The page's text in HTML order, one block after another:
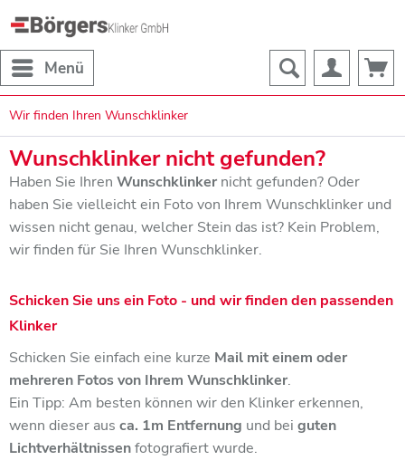
Menü
Wir finden Ihren Wunschklinker
Wunschklinker nicht gefunden?
Haben Sie Ihren Wunschklinker nicht gefunden? Oder
haben Sie vielleicht ein Foto von Ihrem Wunschklinker und
wissen nicht genau, welcher Stein das ist? Kein Problem,
wir finden für Sie Ihren Wunschklinker.
Schicken Sie uns ein Foto - und wir finden den passenden
Klinker
Schicken Sie einfach eine kurze Mail mit einem oder
mehreren Fotos von Ihrem Wunschklinker.
Ein Tipp: Am besten können wir den Klinker erkennen,
wenn dieser aus ca. 1m Entfernung und bei guten
Lichtverhältnissenfotografiert wurde.